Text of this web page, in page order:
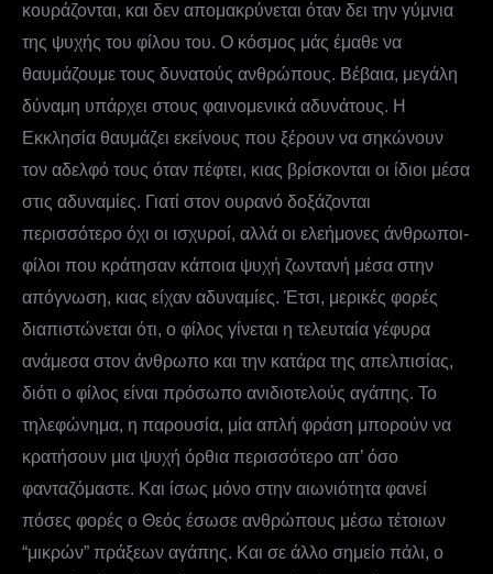
κουράζονται, και δεν απομακρύνεται όταν δει την γύμνια
της ψυχής του φίλου του. Ο κόσμος μάς έμαθε να
θαυμάζουμε τους δυνατούς ανθρώπους. Βέβαια, μεγάλη
δύναμη υπάρχει στους φαινομενικά αδυνάτους. Η
Εκκλησία θαυμάζει εκείνους που ξέρουν να σηκώνουν
τον αδελφό τους όταν πέφτει, κιας βρίσκονται οι ίδιοι μέσα
στις αδυναμίες. Γιατί στον ουρανό δοξάζονται
περισσότερο όχι οι ισχυροί, αλλά οι ελεήμονες άνθρωποι-
φίλοι που κράτησαν κάποια ψυχή ζωντανή μέσα στην
απόγνωση, κιας είχαν αδυναμίες. Έτσι, μερικές φορές
διαπιστώνεται ότι, ο φίλος γίνεται η τελευταία γέφυρα
ανάμεσα στον άνθρωπο και την κατάρα της απελπισίας,
διότι ο φίλος είναι πρόσωπο ανιδιοτελούς αγάπης. Το
τηλεφώνημα, η παρουσία, μία απλή φράση μπορούν να
κρατήσουν μια ψυχή όρθια περισσότερο απ’ όσο
φανταζόμαστε. Και ίσως μόνο στην αιωνιότητα φανεί
πόσες φορές ο Θεός έσωσε ανθρώπους μέσω τέτοιων
“μικρών” πράξεων αγάπης. Και σε άλλο σημείο πάλι, ο